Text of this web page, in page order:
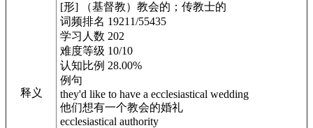
释义
[形] （基督教）教会的；传教士的
词频排名 19211/55435
学习人数 202
难度等级 10/10
认知比例 28.00%
例句
they'd like to have a ecclesiastical wedding
他们想有一个教会的婚礼
ecclesiastical authority